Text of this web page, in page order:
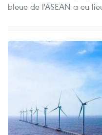
bleue de l'ASEAN a eu